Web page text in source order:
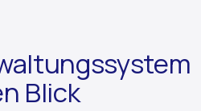
Blick